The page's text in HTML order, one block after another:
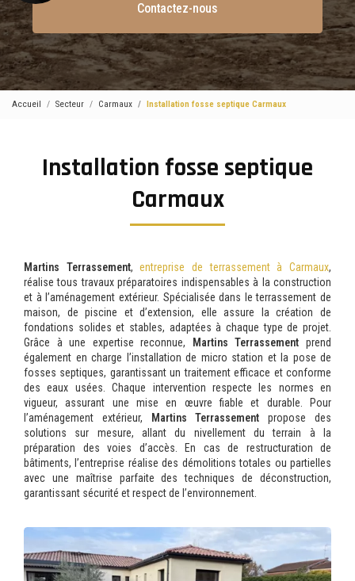
Contactez-nous
Voir le certificat
Accueil Secteur Carmaux Installation fosse septique Carmaux
Installation fosse septique
Carmaux
Martins Terrassement,entreprise de terrassement à Carmaux,
réalise tous travaux préparatoires indispensables à la construction
et à l’aménagement extérieur. Spécialisée dans le terrassement de
maison, de piscine et d’extension, elle assure la création de
fondations solides et stables, adaptées à chaque type de projet.
Grâce à une expertise reconnue, Martins Terrassement prend
également en charge l’installation de micro station et la pose de
fosses septiques, garantissant un traitement efficace et conforme
des eaux usées. Chaque intervention respecte les normes en
vigueur, assurant une mise en œuvre fiable et durable. Pour
l’aménagement extérieur, Martins Terrassement propose des
solutions sur mesure, allant du nivellement du terrain à la
préparation des voies d’accès. En cas de restructuration de
bâtiments, l’entreprise réalise des démolitions totales ou partielles
avec une maîtrise parfaite des techniques de déconstruction,
garantissant sécurité et respect de l’environnement.